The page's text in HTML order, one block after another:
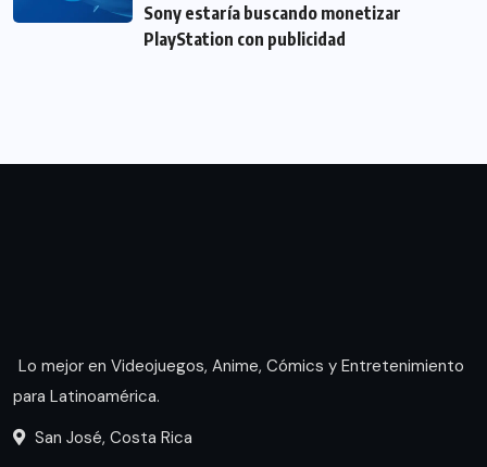
Sony estaría buscando monetizar
PlayStation con publicidad
Lo mejor en Videojuegos, Anime, Cómics y Entretenimiento
para Latinoamérica.
San José, Costa Rica